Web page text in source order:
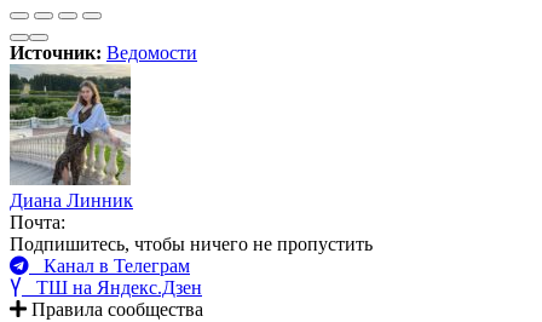
Источник: Ведомости
Диана Линник
Почта:
Подпишитесь, чтобы ничего не пропустить
Канал в Телеграм
ТШ на Яндекс.Дзен
Правила сообщества